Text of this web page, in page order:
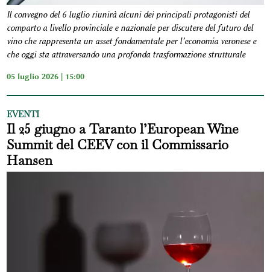
Il convegno del 6 luglio riunirà alcuni dei principali protagonisti del
comparto a livello provinciale e nazionale per discutere del futuro del
vino che rappresenta un asset fondamentale per l’economia veronese e
che oggi sta attraversando una profonda trasformazione strutturale
05 luglio 2026 | 15:00
EVENTI
Il 25 giugno a Taranto l’European Wine
Summit del CEEV con il Commissario
Hansen